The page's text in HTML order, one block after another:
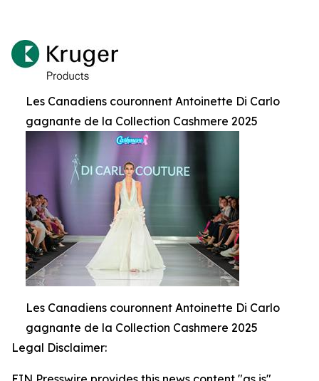
Les Canadiens couronnent Antoinette Di Carlo
gagnante de la Collection Cashmere 2025
Les Canadiens couronnent Antoinette Di Carlo
gagnante de la Collection Cashmere 2025
Legal Disclaimer: